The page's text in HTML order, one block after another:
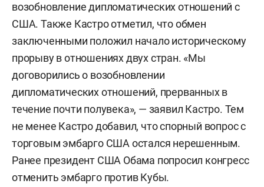
возобновление дипломатических отношений с
США. Также Кастро отметил, что обмен
заключенными положил начало историческому
прорыву в отношениях двух стран. «Мы
договорились о возобновлении
дипломатических отношений, прерванных в
течение почти полувека», — заявил Кастро. Тем
не менее Кастро добавил, что спорный вопрос с
торговым эмбарго США остался нерешенным.
Ранее президент США Обама попросил конгресс
отменить эмбарго против Кубы.